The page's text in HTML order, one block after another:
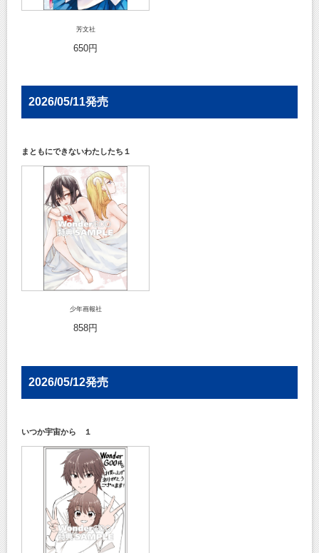
芳文社
650円
2026/05/11発売
まともにできないわたしたち１
少年画報社
858円
2026/05/12発売
いつか宇宙から １